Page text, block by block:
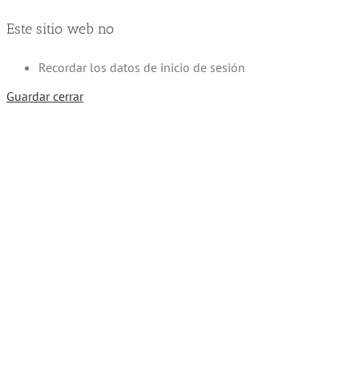
Este sitio web no
Recordar los datos de inicio de sesión
Guardar cerrar